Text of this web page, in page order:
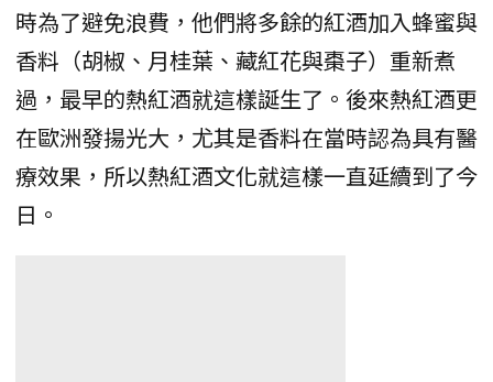
時為了避免浪費，他們將多餘的紅酒加入蜂蜜與
香料（胡椒、月桂葉、藏紅花與棗子）重新煮
過，最早的熱紅酒就這樣誕生了。後來熱紅酒更
在歐洲發揚光大，尤其是香料在當時認為具有醫
療效果，所以熱紅酒文化就這樣一直延續到了今
日。